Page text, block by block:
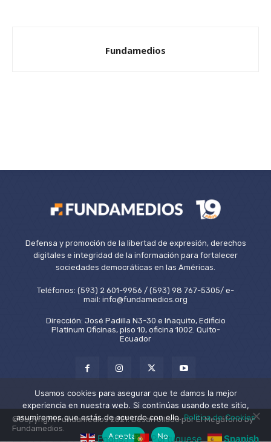
Fundamedios
Defensa y promoción de la libertad de expresión, derechos
digitales e integridad de la información para fortalecer
sociedades democráticas en las Américas.
Teléfonos: (593) 2 601-9956 / (593) 98 767-5305/ e-
mail: info@fundamedios.org
Dirección: José Padilla N3-30 e Iñaquito, Edificio
Platinum Oficinas, piso 10, oficina 1002. Quito-
Ecuador
©Copyright Fundamedios 2021. Desarrollado por El Megáfono by
Fundamedios.
English Portuguese Spanish
Usamos cookies para asegurar que te damos la mejor
experiencia en nuestra web. Si continúas usando este sitio,
asumiremos que estás de acuerdo con ello.Política de Cookies
Aceptar
No